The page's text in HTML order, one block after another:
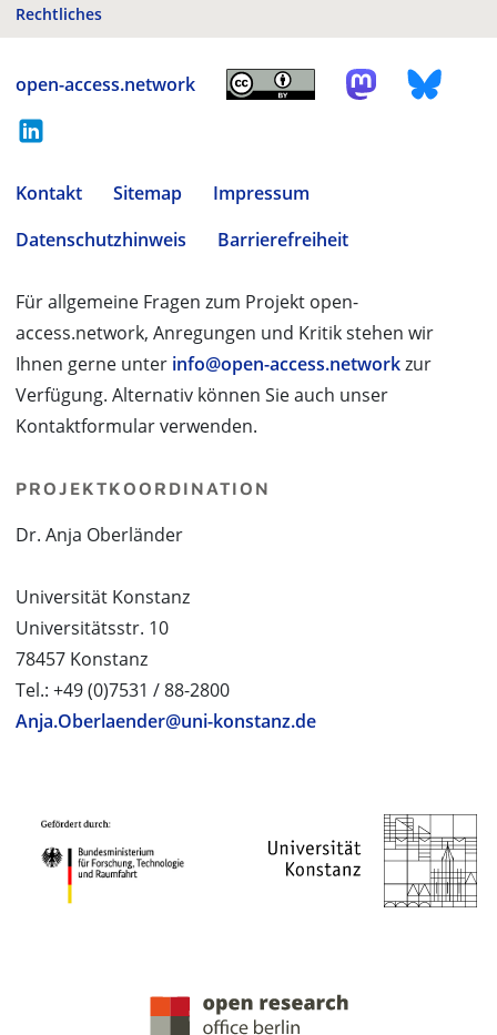
Rechtliches
open-access.network
Kontakt Sitemap
Impressum
Datenschutzhinweis
Barrierefreiheit
Für allgemeine Fragen zum Projekt open-
access.network, Anregungen und Kritik stehen wir
Ihnen gerne unter info@open-access.networkzur
Verfügung. Alternativ können Sie auch unser
Kontaktformular verwenden.
PROJEKTKOORDINATION
Dr. Anja Oberländer
Universität Konstanz
Universitätsstr. 10
78457 Konstanz
Tel.: +49 (0)7531 / 88-2800
Anja.Oberlaender@uni-konstanz.de